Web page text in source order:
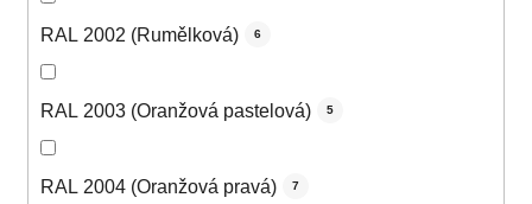
RAL 2002 (Rumělková) 6
RAL 2003 (Oranžová pastelová) 5
RAL 2004 (Oranžová pravá) 7